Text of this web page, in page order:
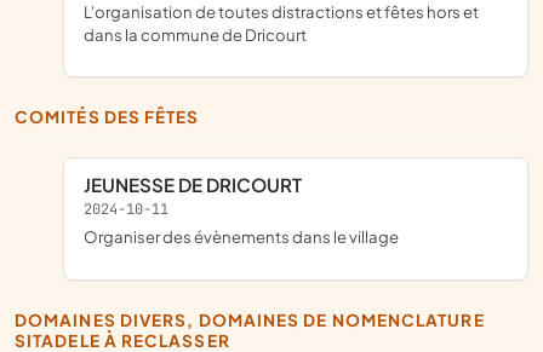
l'organisation de toutes distractions et fêtes hors et
dans la commune de Dricourt
COMITÉS DES FÊTES
JEUNESSE DE DRICOURT
2024-10-11
organiser des évènements dans le village
DOMAINES DIVERS, DOMAINES DE NOMENCLATURE
SITADELE À RECLASSER